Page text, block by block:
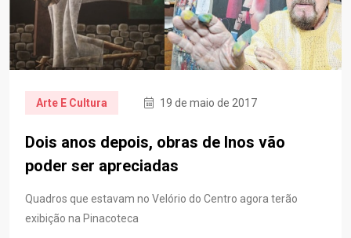
Arte E Cultura 19 de maio de 2017
Dois anos depois, obras de Inos vão
poder ser apreciadas
Quadros que estavam no Velório do Centro agora terão
exibição na Pinacoteca